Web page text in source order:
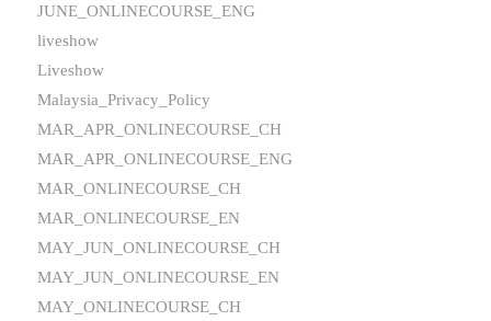
JUNE_ONLINECOURSE_ENG
liveshow
Liveshow
Malaysia_Privacy_Policy
MAR_APR_ONLINECOURSE_CH
MAR_APR_ONLINECOURSE_ENG
MAR_ONLINECOURSE_CH
MAR_ONLINECOURSE_EN
MAY_JUN_ONLINECOURSE_CH
MAY_JUN_ONLINECOURSE_EN
MAY_ONLINECOURSE_CH